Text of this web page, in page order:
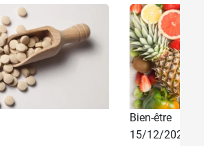
Bien-être
15/12/2025